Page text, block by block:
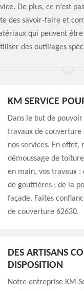
De plus, ce n’est
des savoir-faire et
qui peuvent
des outillages
KM SERVICE
Dans le but de
travaux de couverture
nos services. En effet,
démoussage de
en main, vos travaux :
de gouttières ; de la
façade. Faites
de couverture 62630.
DES ARTISANS
DISPOSITION
Notre entreprise KM